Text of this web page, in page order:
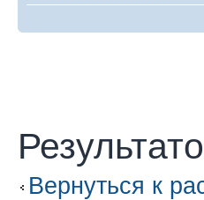
Вернуться к